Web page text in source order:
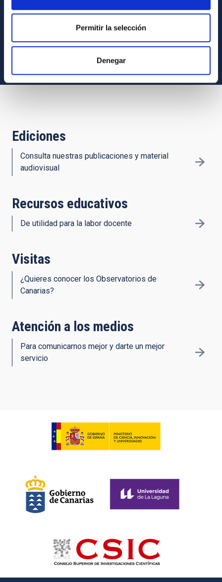
Permitir la selección
Denegar
Ediciones
Consulta nuestras publicaciones y material
audiovisual
Recursos educativos
De utilidad para la labor docente
Visitas
¿Quieres conocer los Observatorios de
Canarias?
Atención a los medios
Para comunicarnos mejor y darte un mejor
servicio